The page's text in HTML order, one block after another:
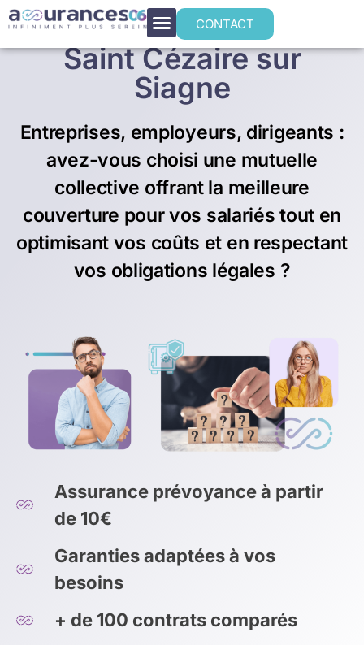
CONTACT
Prévoyance collective à
Saint Cézaire sur
Siagne
Entreprises, employeurs, dirigeants :
avez-vous choisi une mutuelle
collective offrant la meilleure
couverture pour vos salariés tout en
optimisant vos coûts et en respectant
vos obligations légales ?
Assurance prévoyance à partir
de 10€
Garanties adaptées à vos
besoins
+ de 100 contrats comparés